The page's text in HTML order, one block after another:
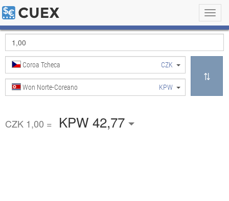
Coroa Tcheca CZK
Won Norte-Coreano KPW
CZK 1,00 = KPW 42,77